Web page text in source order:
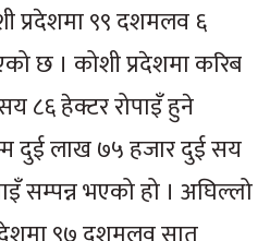
प्रदेशमा ९९ दशमलव ६
छ । कोशी प्रदेशमा करिब
८६ हेक्टर रोपाइँ हुने
दुई लाख ७५ हजार दुई सय
सम्पन्न भएको हो । अघिल्लो